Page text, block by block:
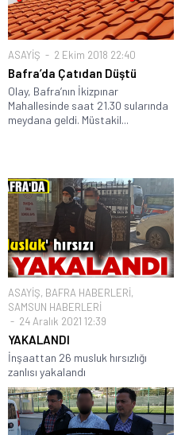
ASAYİŞ 2 Ekim 2018 22:40
Bafra’da Çatıdan Düştü
Olay, Bafra’nın İkizpınar
Mahallesinde saat 21.30 sularında
meydana geldi. Müstakil...
ASAYİŞ, BAFRA HABERLERİ,
SAMSUN HABERLERİ
24 Aralık 2021 12:39
YAKALANDI
İnşaattan 26 musluk hırsızlığı
zanlısı yakalandı